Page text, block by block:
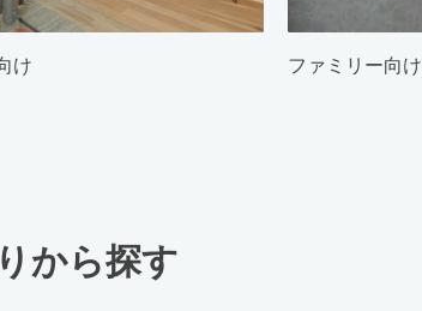
け ファミリー向け
から探す